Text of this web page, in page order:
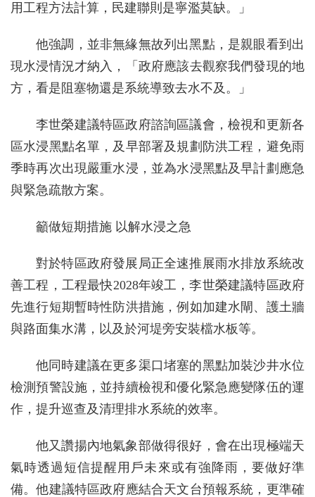
用工程方法計算，民建聯則是寧濫莫缺。」
他強調，並非無緣無故列出黑點，是親眼看到出
現水浸情況才納入，「政府應該去觀察我們發現的地
方，看是阻塞物還是系統導致去水不及。」
李世榮建議特區政府諮詢區議會，檢視和更新各
區水浸黑點名單，及早部署及規劃防洪工程，避免雨
季時再次出現嚴重水浸，並為水浸黑點及早計劃應急
與緊急疏散方案。
籲做短期措施 以解水浸之急
對於特區政府發展局正全速推展雨水排放系統改
善工程，工程最快2028年竣工，李世榮建議特區政府
先進行短期暫時性防洪措施，例如加建水閘、護土牆
與路面集水溝，以及於河堤旁安裝檔水板等。
他同時建議在更多渠口堵塞的黑點加裝沙井水位
檢測預警設施，並持續檢視和優化緊急應變隊伍的運
作，提升巡查及清理排水系統的效率。
他又讚揚內地氣象部做得很好，會在出現極端天
氣時透過短信提醒用戶未來或有強降雨，要做好準
備。他建議特區政府應結合天文台預報系統，更準確